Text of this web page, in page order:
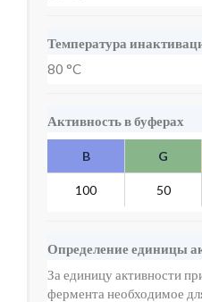
Температура
80 °C
Активность в буферах
B G
100 50
Определение единицы
За единицу активности
фермента необходимое